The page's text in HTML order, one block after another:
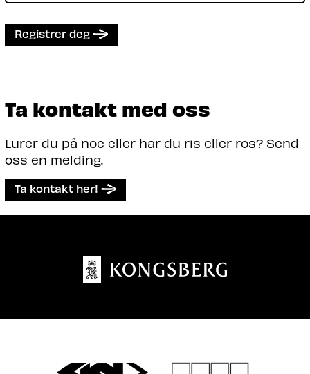
Registrer deg
Ta kontakt med oss
Lurer du på noe eller har du ris eller ros? Send
oss en melding.
Ta kontakt her!